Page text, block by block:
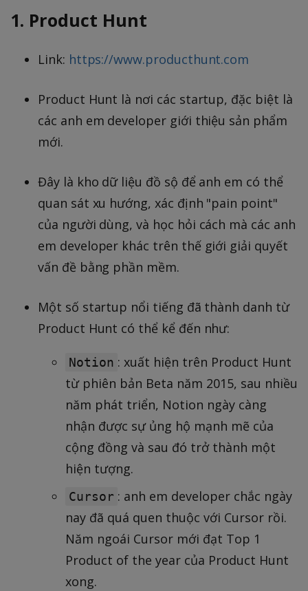
1. Product Hunt
Link: https://www.producthunt.com
Product Hunt là nơi các startup, đặc biệt là
các anh em developer giới thiệu sản phẩm
mới.
Đây là kho dữ liệu đồ sộ để anh em có thể
quan sát xu hướng, xác định "pain point"
của người dùng, và học hỏi cách mà các anh
em developer khác trên thế giới giải quyết
vấn đề bằng phần mềm.
Một số startup nổi tiếng đã thành danh từ
Product Hunt có thể kể đến như:
Notion : xuất hiện trên Product Hunt
từ phiên bản Beta năm 2015, sau nhiều
năm phát triển, Notion ngày càng
nhận được sự ủng hộ mạnh mẽ của
cộng đồng và sau đó trở thành một
hiện tượng.
Cursor : anh em developer chắc ngày
nay đã quá quen thuộc với Cursor rồi.
Năm ngoái Cursor mới đạt Top 1
Product of the year của Product Hunt
xong.